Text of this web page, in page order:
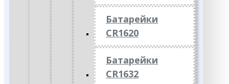
Батарейки
CR1620
Батарейки
CR1632